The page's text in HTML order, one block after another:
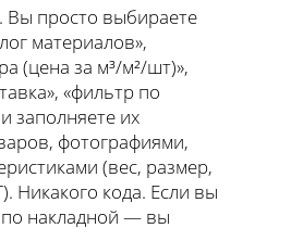
Вы просто выбираете
материалов»,
(цена за м³/м²/шт)»,
«фильтр по
заполняете их
фотографиями,
(вес, размер,
Никакого кода. Если вы
накладной — вы